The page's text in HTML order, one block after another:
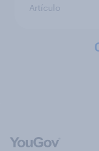
Artículo